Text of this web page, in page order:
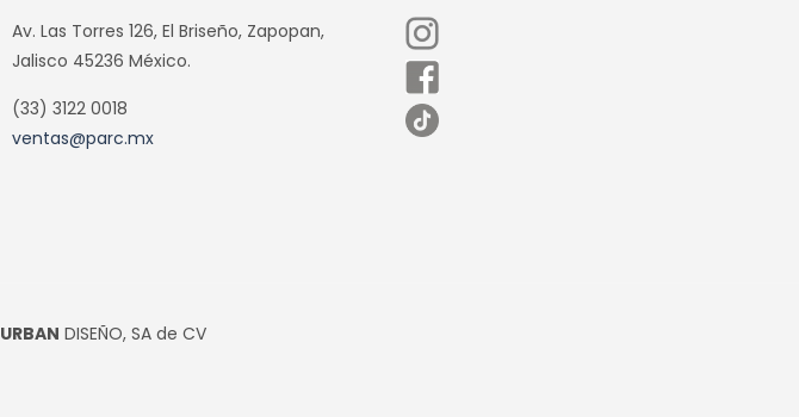
Av. Las Torres 126, El Briseño, Zapopan,
Jalisco 45236 México.
(33) 3122 0018
ventas@parc.mx
URBAN DISEÑO, SA de CV